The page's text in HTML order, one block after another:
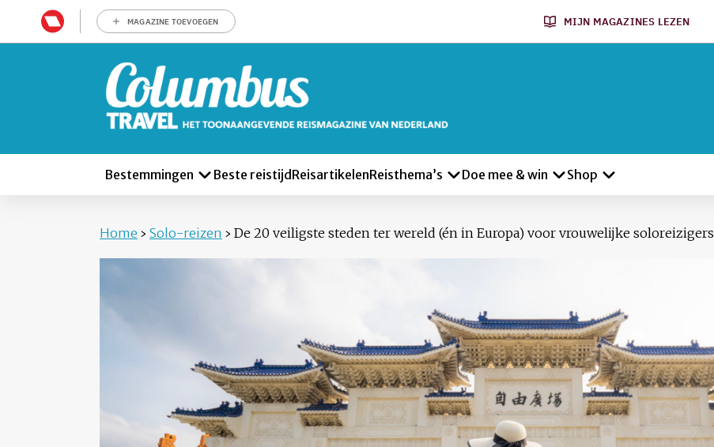
MAGAZINE TOEVOEGEN MIJN MAGAZINES LEZEN
Bestemmingen Beste reistijd ReisartikelenReisthema’s Doe mee & win Shop
Home › Solo-reizen › De 20 veiligste steden ter wereld (én in Europa) voor vrouwelijke soloreizigers